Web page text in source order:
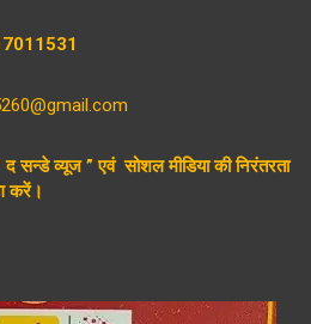
द सन्डे व्यूज ” एवं सोशल मीडिया की निरंतरता
करें।